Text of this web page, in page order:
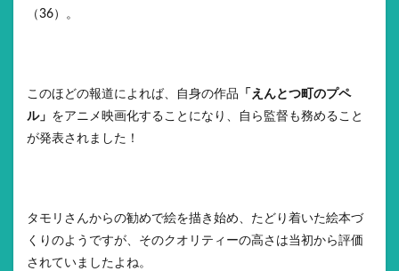
（36）。
このほどの報道によれば、自身の作品 「えんとつ町のプペ
ル」 をアニメ映画化することになり、自ら監督も務めること
が発表されました！
タモリさんからの勧めで絵を描き始め、たどり着いた絵本づ
くりのようですが、そのクオリティーの高さは当初から評価
されていましたよね。